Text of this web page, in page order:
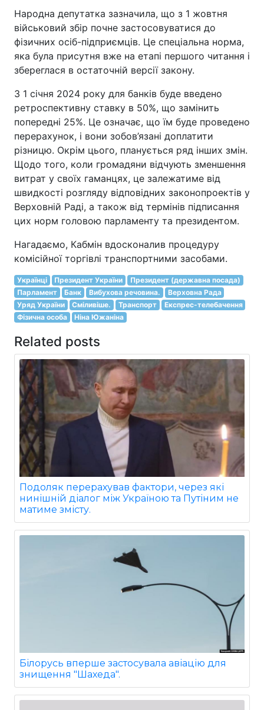
Народна депутатка зазначила, що з 1 жовтня
військовий збір почне застосовуватися до
фізичних осіб-підприємців. Це спеціальна норма,
яка була присутня вже на етапі першого читання і
збереглася в остаточній версії закону.
З 1 січня 2024 року для банків буде введено
ретроспективну ставку в 50%, що замінить
попередні 25%. Це означає, що їм буде проведено
перерахунок, і вони зобов’язані доплатити
різницю. Окрім цього, планується ряд інших змін.
Щодо того, коли громадяни відчують зменшення
витрат у своїх гаманцях, це залежатиме від
швидкості розгляду відповідних законопроектів у
Верховній Раді, а також від термінів підписання
цих норм головою парламенту та президентом.
Нагадаємо, Кабмін вдосконалив процедуру
комісійної торгівлі транспортними засобами.
Українці Президент України
Президент (державна посада)
Парламент
Банк Вибухова речовина.
Верховна Рада
Уряд України
Сміливіше. Транспорт
Експрес-телебачення
Фізична особа
Ніна Южаніна
Related posts
Подоляк перерахував фактори, через які
нинішній діалог між Україною та Путіним не
матиме змісту.
Білорусь вперше застосувала авіацію для
знищення "Шахеда".